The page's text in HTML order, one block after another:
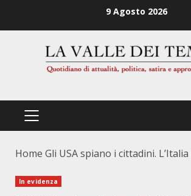
9 Agosto 2026
PRIMÄRES
Home Gli USA spiano i cittadini.
In evidenza